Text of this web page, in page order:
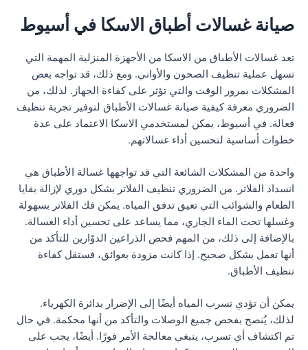
صيانة غسالات أطباق الاسكا في أسيوط
تعد غسالات الأطباق من الاسكا من الأجهزة المنزلية المهمة التي
تسهل عملية تنظيف الصحون والأواني. ومع ذلك، قد تواجه بعض
المشكلات بمرور الوقت والتي تؤثر على كفاءة الجهاز. لذلك، من
الضروري معرفة كيفية صيانة غسالات الأطباق لتوفير تجربة تنظيف
فعالة. في أسيوط، يمكن لمستخدمي الاسكا الاعتماد على عدة
خطوات أساسية لتحسين أداء غسالاتهم.
واحدة من المشكلات الشائعة التي قد تواجهها غسالة الأطباق هي
انسداد الفلاتر. من الضروري تنظيف الفلاتر بشكل دوري لإزالة بقايا
الطعام والشوائب التي تعيق تدفق المياه. يمكن فك الفلاتر بسهولة
وغسلها تحت الماء الجاري، مما يساعد على تحسين أداء الغسالة.
بالإضافة إلى ذلك، من المهم فحص الذراعين الدوّارين للتأكد من
أنها تعمل بشكل صحيح. إذا كانت مزودة بعوائق، فستقل كفاءة
تنظيف الأطباق.
يمكن أن تؤدي تسرب المياه أيضًا إلى الإضرار بدائرة الكهرباء.
لذلك، يُنصح بفحص جميع الوصلات والتأكد من أنها محكمة. في حال
تم اكتشاف أي تسرب، ينبغي معالجة الأمر فورًا. أيضًا، يجب على